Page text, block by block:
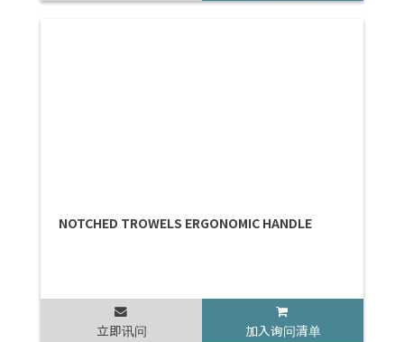
NOTCHED TROWELS ERGONOMIC HANDLE
立即讯问 加入询问清单